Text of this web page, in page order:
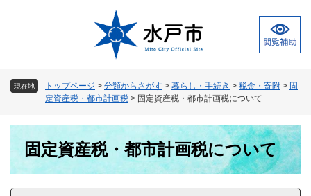
現在地 トップページ > 分類からさがす > 暮らし・手続き > 税金・寄附 > 固
定資産税・都市計画税 > 固定資産税・都市計画税について
固定資産税・都市計画税について